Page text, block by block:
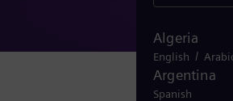
Algeria
English /
Argentina
Spanish